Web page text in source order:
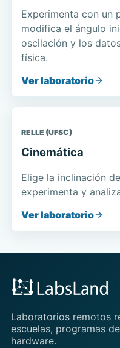
Experimenta con un
modifica el ángulo
oscilación y los
física.
Ver laboratorio
RELLE (UFSC)
Cinemática
Elige la inclinación
experimenta y
Ver laboratorio
Laboratorios remotos
escuelas, programas
hardware.